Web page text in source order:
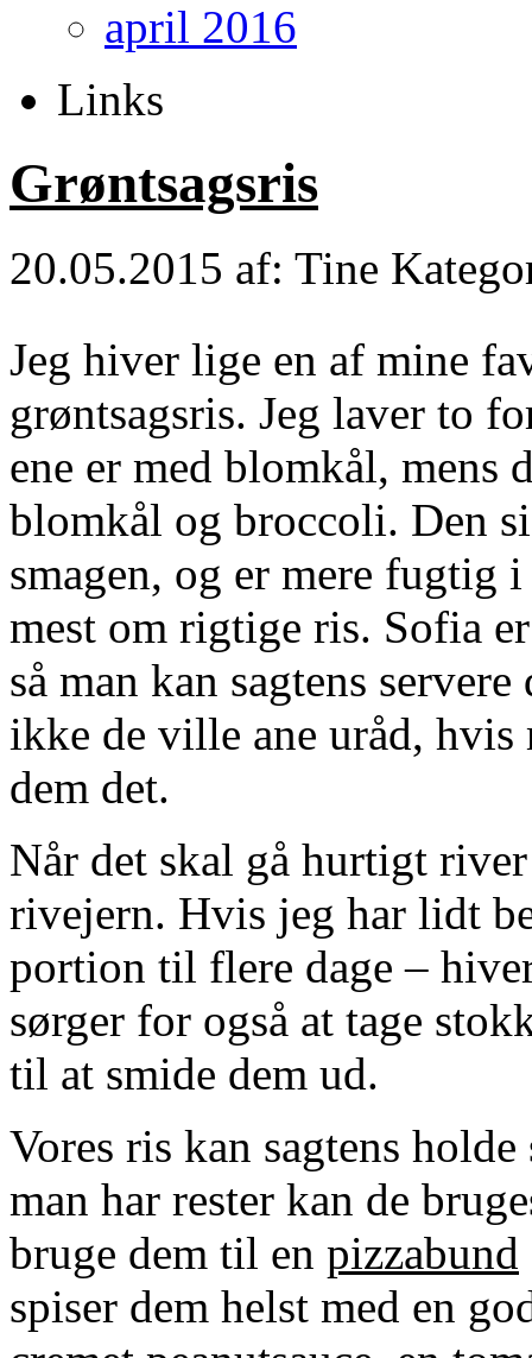
april 2016
Links
Grøntsagsris
20.05.2015 af: Tine
Jeg hiver lige en af mine
grøntsagsris. Jeg laver to
ene er med blomkål, mens
blomkål og broccoli. Den
smagen, og er mere fugtig
mest om rigtige ris. Sofia
så man kan sagtens
ikke de ville ane uråd,
dem det.
Når det skal gå hurtigt
rivejern. Hvis jeg har lidt
portion til flere dage –
sørger for også at tage
til at smide dem ud.
Vores ris kan sagtens
man har rester kan de
bruge dem til en pizzabund
spiser dem helst med en